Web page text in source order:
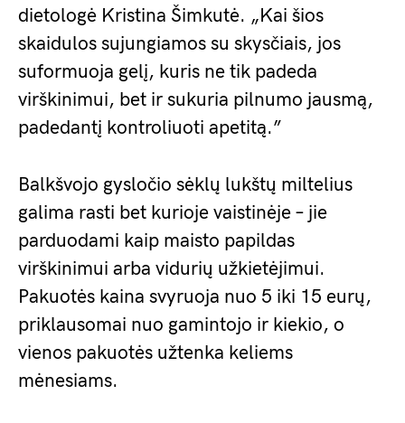
dietologė Kristina Šimkutė. „Kai šios
skaidulos sujungiamos su skysčiais, jos
suformuoja gelį, kuris ne tik padeda
virškinimui, bet ir sukuria pilnumo jausmą,
padedantį kontroliuoti apetitą.”
Balkšvojo gysločio sėklų lukštų miltelius
galima rasti bet kurioje vaistinėje – jie
parduodami kaip maisto papildas
virškinimui arba vidurių užkietėjimui.
Pakuotės kaina svyruoja nuo 5 iki 15 eurų,
priklausomai nuo gamintojo ir kiekio, o
vienos pakuotės užtenka keliems
mėnesiams.